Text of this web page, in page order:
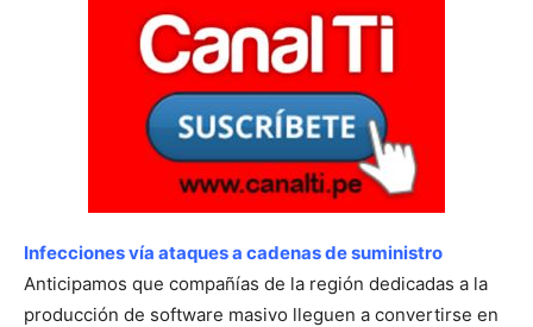
Infecciones vía ataques a cadenas de suministro
Anticipamos que compañías de la región dedicadas a la
producción de software masivo lleguen a convertirse en